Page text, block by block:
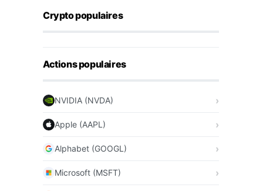
Crypto populaires
Actions populaires
NVIDIA (NVDA)
Apple (AAPL)
Alphabet (GOOGL)
Microsoft (MSFT)